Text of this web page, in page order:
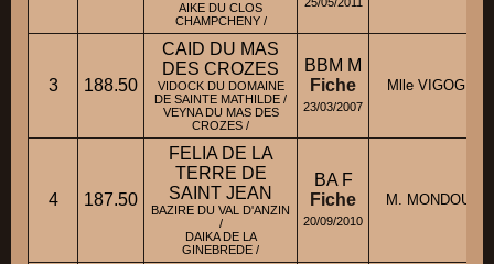
AIKE DU CLOS
CHAMPCHENY /
3 188.50
CAID DU MAS
DES CROZES
VIDOCK DU DOMAINE
DE SAINTE MATHILDE /
VEYNA DU MAS DES
CROZES /
BBM M
Fiche
23/03/2007
Mlle VIGOGNE
4 187.50
FELIA DE LA
TERRE DE
SAINT JEAN
BAZIRE DU VAL D'ANZIN
/
DAIKA DE LA
GINEBREDE /
BA F
Fiche
20/09/2010
M. MONDOU